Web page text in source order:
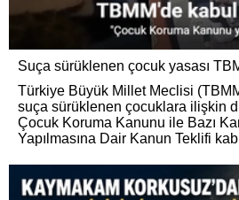
Suça sürüklenen çocuk yasası
Türkiye Büyük Millet Meclisi
suça sürüklenen çocuklara ilişkin
Çocuk Koruma Kanunu ile Bazı
Yapılmasına Dair Kanun Teklifi